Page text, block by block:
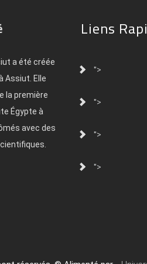
a été créée
Assiut. Elle
la première
Égypte à
avec des
Liens
">
">
">
">